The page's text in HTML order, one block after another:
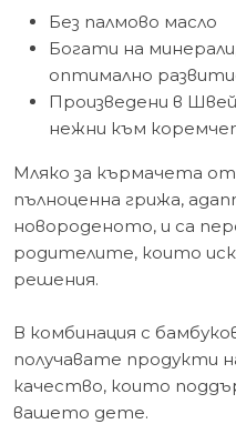
Без палмово масло
Богати на
оптимално
Произведени в
нежни към
Мляко за кърмачета от
пълноценна грижа,
новороденото, и са
родителите, които
решения.
В комбинация с
получавате продукти
качество, които
вашето дете.